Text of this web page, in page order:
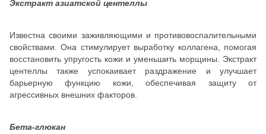
Экстракт азиатской центеллы
Известна своими заживляющими и противовоспалительными
свойствами. Она стимулирует выработку коллагена, помогая
восстановить упругость кожи и уменьшить морщины. Экстракт
центеллы также успокаивает раздражение и улучшает
барьерную функцию кожи, обеспечивая защиту от
агрессивных внешних факторов.
Бета-глюкан